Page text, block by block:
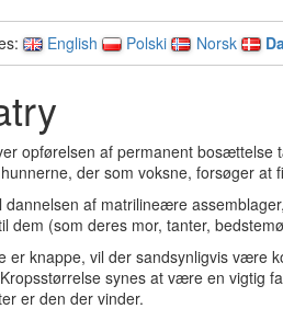
English Polski Norsk
opførelsen af permanent
der som voksne, forsøger
dannelsen af matrilineære
dem (som deres mor, tanter,
er knappe, vil der sandsynligvis være
Kropsstørrelse synes at være en vigtig
er den der vinder.